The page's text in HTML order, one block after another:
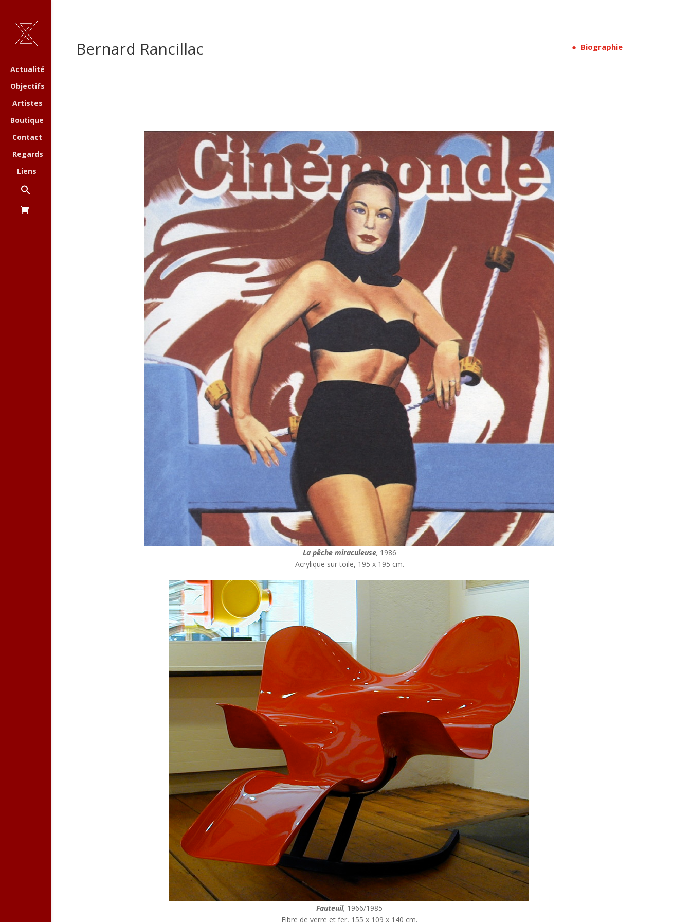
Actualité
Objectifs
Artistes
Boutique
Contact
Regards
Liens
Bernard Rancillac ● Biographie
La pêche miraculeuse, 1986
Acrylique sur toile, 195 x 195 cm.
Fauteuil, 1966/1985
Fibre de verre et fer, 155 x 109 x 140 cm.